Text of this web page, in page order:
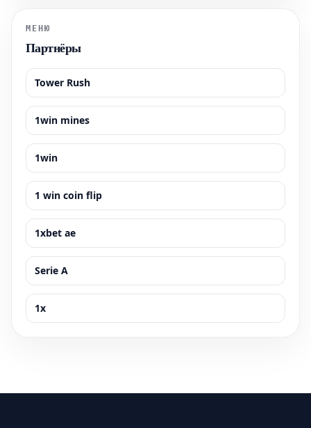
МЕНЮ
Партнёры
Tower Rush
1win mines
1win
1 win coin flip
1xbet ae
Serie A
1x